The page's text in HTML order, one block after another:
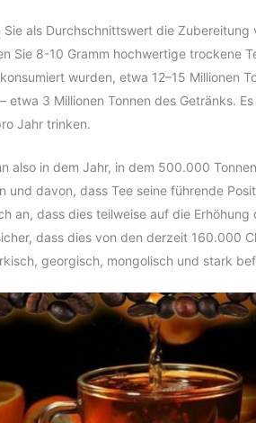
Sie als Durchschnittswert die
Sie 8-10 Gramm hochwertige trockene
wurden, etwa 12–15 Millionen
etwa 3 Millionen Tonnen des Getränks.
Jahr trinken.
also in dem Jahr, in dem 500.000
und davon, dass Tee seine führende
an, dass dies teilweise auf die
dass dies von den derzeit 160.000
georgisch, mongolisch und stark